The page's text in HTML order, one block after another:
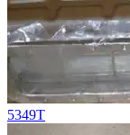
5349Т